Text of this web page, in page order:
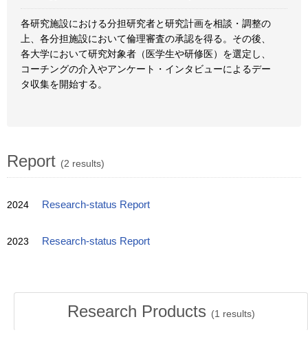
各研究施設における分担研究者と研究計画を相談・調整の
上、各分担施設において倫理審査の承認を得る。その後、
各大学において研究対象者（医学生や研修医）を選定し、
コーチングの介入やアンケート・インタビューによるデー
タ収集を開始する。
Report (2 results)
2024 Research-status Report
2023 Research-status Report
Research Products (1 results)